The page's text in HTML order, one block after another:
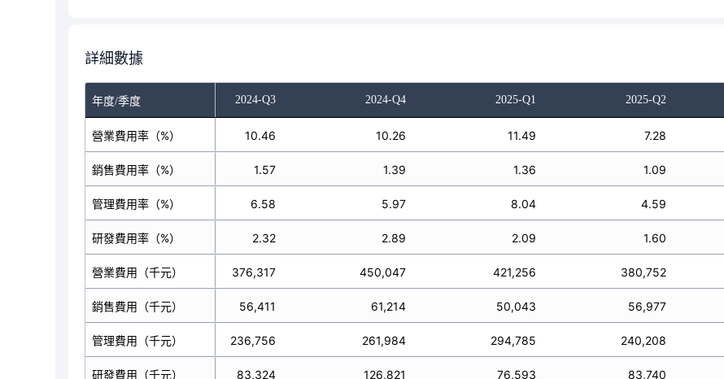
詳細數據
年度/季度
2024-Q2 2024-Q3 2024-Q4 2025-Q1 2025-Q2
營業費用率（%）
銷售費用率（%）
管理費用率（%）
研發費用率（%）
營業費用（千元）
銷售費用（千元）
管理費用（千元）
研發費用（千元）
9.04 10.46 10.26 11.49 7.28
1.37 1.57 1.39 1.36 1.09
6.57 6.58 5.97 8.04 4.59
1.15 2.32 2.89 2.09 1.60
358,393 376,317 450,047 421,256 380,752
54,344 56,411 61,214 50,043 56,977
260,622 236,756 261,984 294,785 240,208
45,599 83,324 126,821 76,593 83,740